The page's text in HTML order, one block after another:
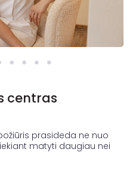
centras
prasideda ne nuo
matyti daugiau nei